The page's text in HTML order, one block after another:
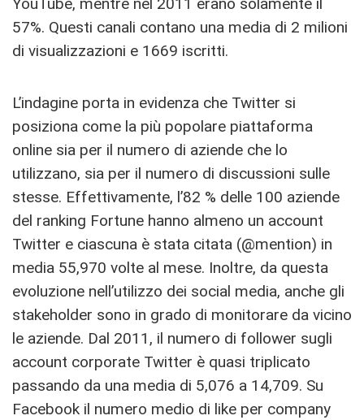
YouTube, mentre nel 2011 erano solamente il
57%. Questi canali contano una media di 2 milioni
di visualizzazioni e 1669 iscritti.
L’indagine porta in evidenza che Twitter si
posiziona come la più popolare piattaforma
online sia per il numero di aziende che lo
utilizzano, sia per il numero di discussioni sulle
stesse. Effettivamente, l’82 % delle 100 aziende
del ranking Fortune hanno almeno un account
Twitter e ciascuna è stata citata (@mention) in
media 55,970 volte al mese. Inoltre, da questa
evoluzione nell’utilizzo dei social media, anche gli
stakeholder sono in grado di monitorare da vicino
le aziende. Dal 2011, il numero di follower sugli
account corporate Twitter è quasi triplicato
passando da una media di 5,076 a 14,709. Su
Facebook il numero medio di like per company